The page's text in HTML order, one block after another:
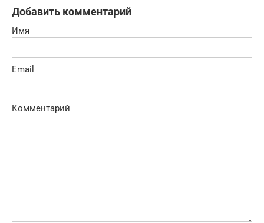
Добавить комментарий
Имя
Email
Комментарий